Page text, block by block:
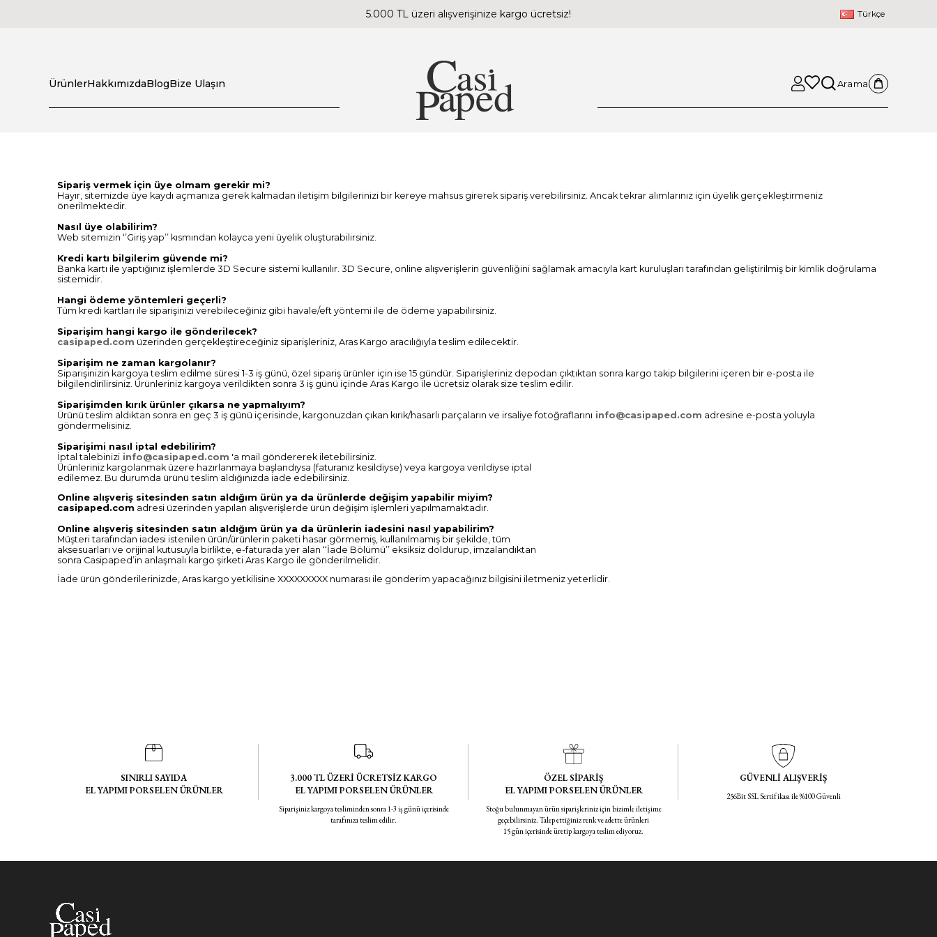
5.000 TL üzeri alışverişinize kargo ücretsiz! Türkçe
ÜrünlerHakkımızdaBlogBize Ulaşın Arama
Sipariş vermek için üye olmam gerekir mi?
Hayır, sitemizde üye kaydı açmanıza gerek kalmadan iletişim bilgilerinizi bir kereye mahsus girerek sipariş verebilirsiniz. Ancak tekrar alımlarınız için üyelik gerçekleştirmeniz
önerilmektedir.
Nasıl üye olabilirim?
Web sitemizin ‘’Giriş yap’’ kısmından kolayca yeni üyelik oluşturabilirsiniz.
Kredi kartı bilgilerim güvende mi?
Banka kartı ile yaptığınız işlemlerde 3D Secure sistemi kullanılır. 3D Secure, online alışverişlerin güvenliğini sağlamak amacıyla kart kuruluşları tarafından geliştirilmiş bir kimlik doğrulama
sistemidir.
Hangi ödeme yöntemleri geçerli?
Tüm kredi kartları ile siparişinizi verebileceğiniz gibi havale/eft yöntemi ile de ödeme yapabilirsiniz.
Siparişim hangi kargo ile gönderilecek?
casipaped.com üzerinden gerçekleştireceğiniz siparişleriniz, Aras Kargo aracılığıyla teslim edilecektir.
Siparişim ne zaman kargolanır?
Siparişinizin kargoya teslim edilme süresi 1-3 iş günü, özel sipariş ürünler için ise 15 gündür. Siparişleriniz depodan çıktıktan sonra kargo takip bilgilerini içeren bir e-posta ile
bilgilendirilirsiniz. Ürünleriniz kargoya verildikten sonra 3 iş günü içinde Aras Kargo ile ücretsiz olarak size teslim edilir.
Siparişimden kırık ürünler çıkarsa ne yapmalıyım?
Ürünü teslim aldıktan sonra en geç 3 iş günü içerisinde, kargonuzdan çıkan kırık/hasarlı parçaların ve irsaliye fotoğraflarını info@casipaped.com adresine e-posta yoluyla
göndermelisiniz.
Siparişimi nasıl iptal edebilirim?
İptal talebinizi info@casipaped.com 'a mail göndererek iletebilirsiniz.
Ürünleriniz kargolanmak üzere hazırlanmaya başlandıysa (faturanız kesildiyse) veya kargoya verildiyse iptal
edilemez. Bu durumda ürünü teslim aldığınızda iade edebilirsiniz.
Online alışveriş sitesinden satın aldığım ürün ya da ürünlerde değişim yapabilir miyim?
casipaped.com adresi üzerinden yapılan alışverişlerde ürün değişim işlemleri yapılmamaktadır.
Online alışveriş sitesinden satın aldığım ürün ya da ürünlerin iadesini nasıl yapabilirim?
Müşteri tarafından iadesi istenilen ürün/ürünlerin paketi hasar görmemiş, kullanılmamış bir şekilde, tüm
aksesuarları ve orijinal kutusuyla birlikte, e-faturada yer alan ‘‘İade Bölümü’’ eksiksiz doldurup, imzalandıktan
sonra Casipaped’in anlaşmalı kargo şirketi Aras Kargo ile gönderilmelidir.
İade ürün gönderilerinizde, Aras kargo yetkilisine XXXXXXXXX numarası ile gönderim yapacağınız bilgisini iletmeniz yeterlidir.
SINIRLI SAYIDA
EL YAPIMI PORSELEN ÜRÜNLER
3.000 TL ÜZERİ ÜCRETSİZ KARGO
EL YAPIMI PORSELEN ÜRÜNLER
Siparişiniz kargoya tesliminden sonra 1-3 iş günü içerisinde
tarafınıza teslim edilir.
ÖZEL SİPARİŞ
EL YAPIMI PORSELEN ÜRÜNLER
Stoğu bulunmayan ürün siparişleriniz için bizimle iletişime
geçebilirsiniz. Talep ettiğiniz renk ve adette ürünleri
15 gün içerisinde üretip kargoya teslim ediyoruz.
GÜVENLİ ALIŞVERİŞ
256Bit SSL Sertifikası ile %100 Güvenli